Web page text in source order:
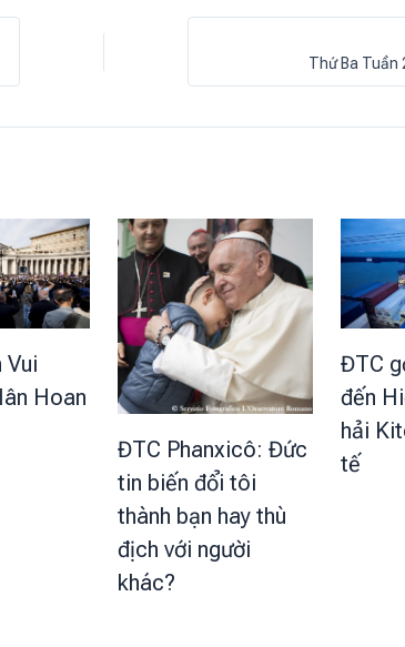
Thứ Ba Tuần
Vui
Hoan
ĐTC Phanxicô: Đức
tin biến đổi tôi
thành bạn hay thù
địch với người
khác?
ĐTC
đến
hải
tế